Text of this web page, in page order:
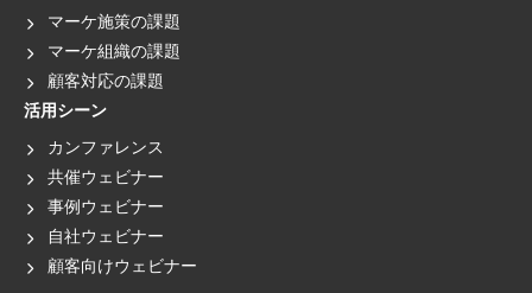
マーケ施策の課題
マーケ組織の課題
顧客対応の課題
活用シーン
カンファレンス
共催ウェビナー
事例ウェビナー
自社ウェビナー
顧客向けウェビナー